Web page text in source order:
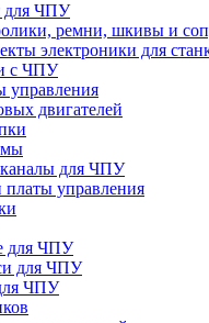
для ЧПУ
ремни, шкивы и
электроники для
с ЧПУ
управления
двигателей
каналы для ЧПУ
управления
для ЧПУ
для ЧПУ
ЧПУ